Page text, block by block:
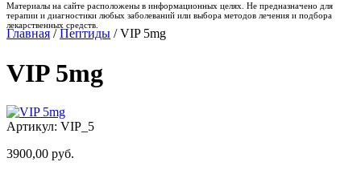
Материалы на сайте расположены в информационных целях. Не предназначено для
терапии и диагностики любых заболеваний или выбора методов лечения и подбора
лекарственных средств.
Главная /Пептиды / VIP 5mg
VIP 5mg
Артикул: VIP_5
3900,00 руб.